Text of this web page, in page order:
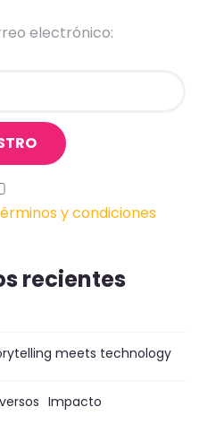
electrónico:
y condiciones
recientes
meets technology
Impacto